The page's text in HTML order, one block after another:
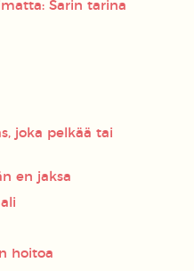
Sarin tarina
joka pelkää tai
en jaksa
hoitoa